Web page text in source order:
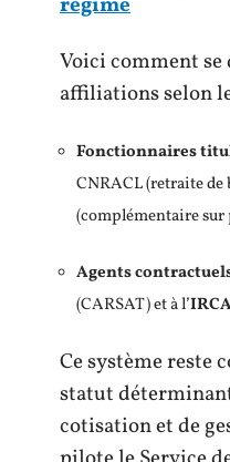
Voici comment
affiliations selon
Fonctionnaires
CNRACL (retraite de
(complémentaire sur
Agents
(CARSAT) et à l’
Ce système reste
statut
cotisation et de